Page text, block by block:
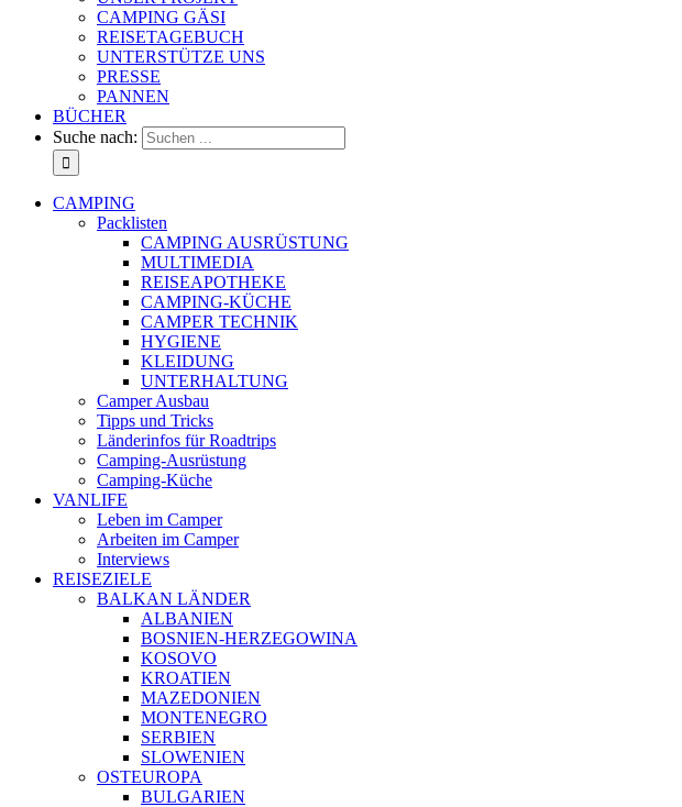
CAMPING GÄSI
REISETAGEBUCH
UNTERSTÜTZE UNS
PRESSE
PANNEN
BÜCHER
Suche nach:
CAMPING
Packlisten
CAMPING AUSRÜSTUNG
MULTIMEDIA
REISEAPOTHEKE
CAMPING-KÜCHE
CAMPER TECHNIK
HYGIENE
KLEIDUNG
UNTERHALTUNG
Camper Ausbau
Tipps und Tricks
Länderinfos für Roadtrips
Camping-Ausrüstung
Camping-Küche
VANLIFE
Leben im Camper
Arbeiten im Camper
Interviews
REISEZIELE
BALKAN LÄNDER
ALBANIEN
BOSNIEN-HERZEGOWINA
KOSOVO
KROATIEN
MAZEDONIEN
MONTENEGRO
SERBIEN
SLOWENIEN
OSTEUROPA
BULGARIEN